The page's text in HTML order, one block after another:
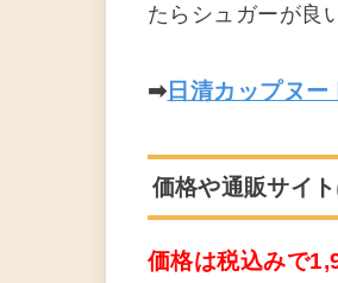
たらシュガーが良
➡ 日清カップヌ
価格や通販サイト
価格は税込みで